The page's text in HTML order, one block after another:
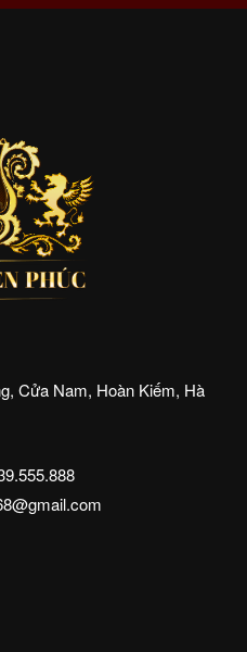
Cửa Nam, Hoàn Kiếm, Hà